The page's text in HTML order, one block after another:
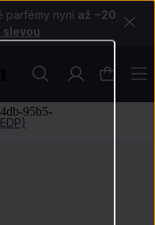
parfémy nyní až −20
slevou